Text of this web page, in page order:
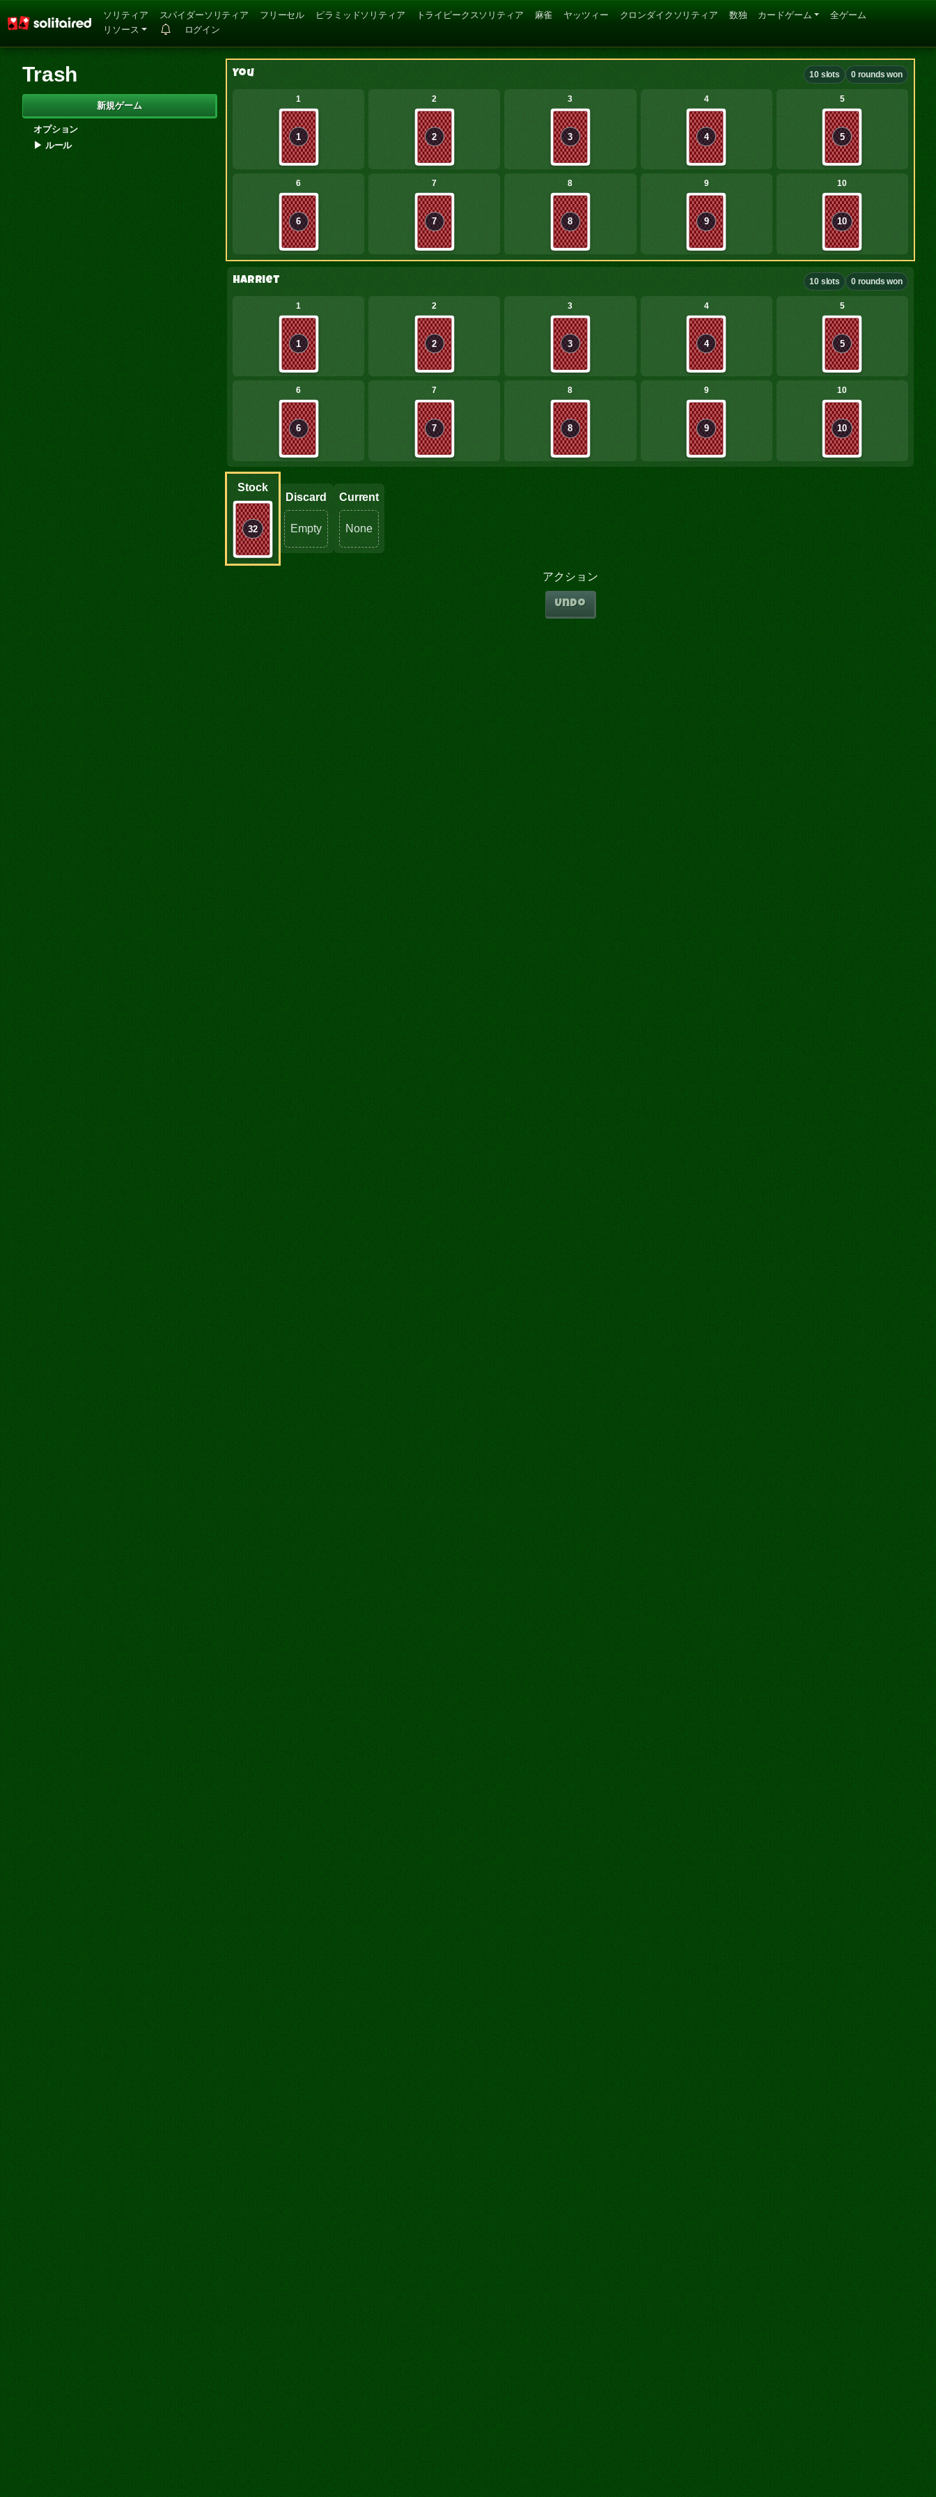
ソリティア スパイダーソリティア フリーセル ピラミッドソリティア トライピークスソリティア 麻雀 ヤッツィー クロンダイクソリティア 数独 カードゲーム
全ゲーム
リソース
ログイン
Trash
新規ゲーム
オプション
▶ルール
You 10 slots 0 rounds won
1
1
2
2
3
3
4
4
5
5
6
6
7
7
8
8
9
9
10
10
Harriet 10 slots 0 rounds won
1
1
2
2
3
3
4
4
5
5
6
6
7
7
8
8
9
9
10
10
Stock
32
Discard
Empty
Current
None
アクション
Undo